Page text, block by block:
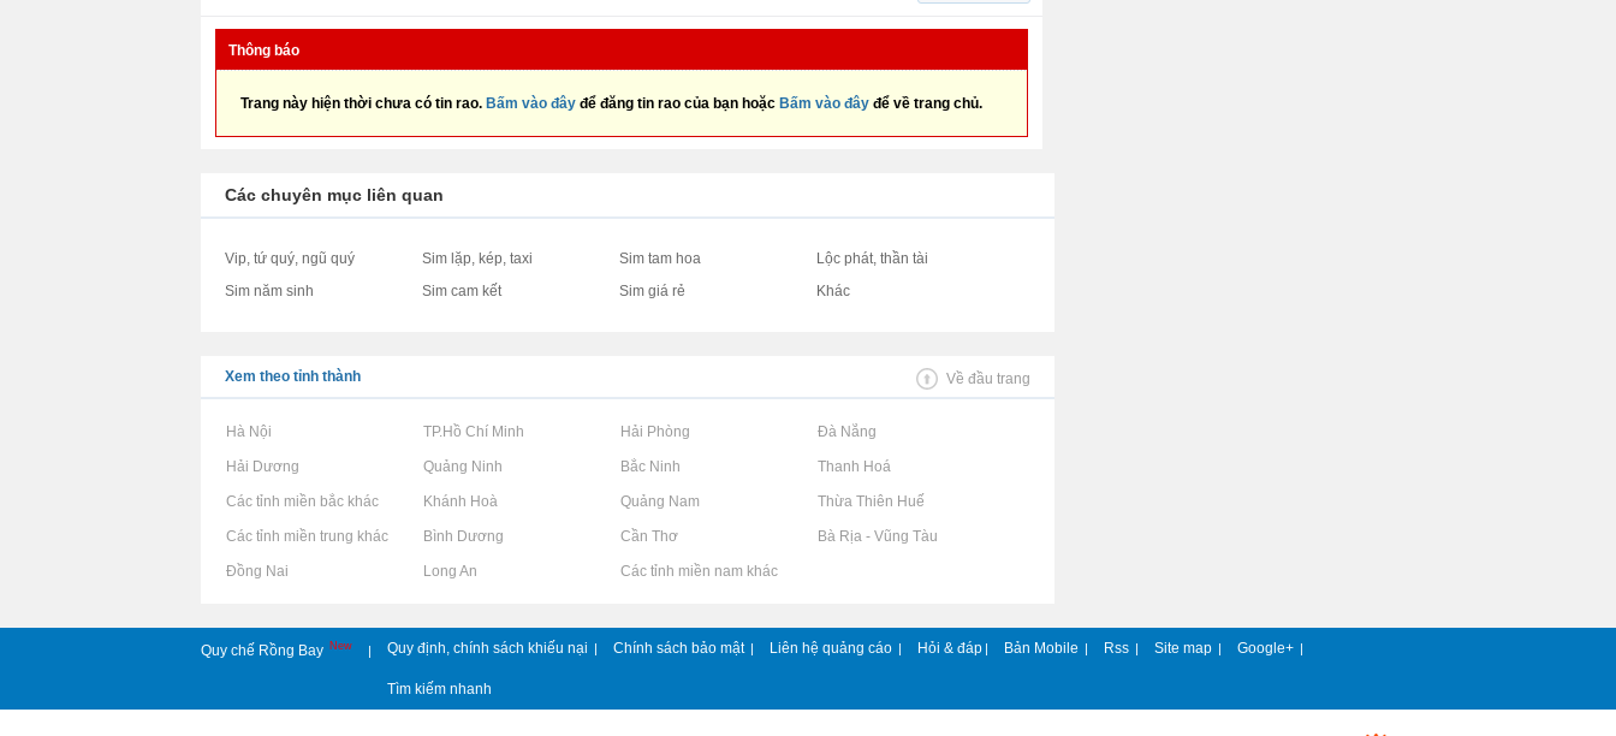
Thông báo
Trang này hiện thời chưa có tin rao. Bấm vào đây để đăng tin rao của bạn hoặc Bấm vào đây để về trang chủ.
Các chuyên mục liên quan
Vip, tứ quý, ngũ quý Sim lặp, kép, taxi Sim tam hoa
Lộc phát, thần tài
Sim năm sinh
Sim cam kết Sim giá rẻ Khác
Xem theo tỉnh thành Về đầu trang
Rao vặt tại Hà Nội Rao vặt tại TP.Hồ Chí Minh Rao vặt tại Hải Phòng Rao vặt tại Đà Nẵng
Rao vặt tại Hải Dương Rao vặt tại Quảng Ninh Rao vặt tại Bắc Ninh Rao vặt tại Thanh Hoá
Rao vặt tại Các tỉnh miền bắc khácRao vặt tại Khánh Hoà Rao vặt tại Quảng Nam Rao vặt tại Thừa Thiên Huế
Rao vặt tại Các tỉnh miền trung khácRao vặt tại Bình Dương Rao vặt tại Cần Thơ Rao vặt tại Bà Rịa - Vũng Tàu
Rao vặt tại Đồng Nai Rao vặt tại Long An Rao vặt tại Các tỉnh miền nam khác
Quy chế Rồng Bay New | Quy định, chính sách khiếu nại | Chính sách bảo mật | Liên hệ quảng cáo | Hỏi & đáp | Bản Mobile | Rss | Site map | Google+ |
Tìm kiếm nhanh